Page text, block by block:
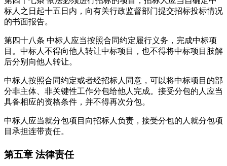
标人之日起十五日内，向有关行政监督部门提交招标投标情况
的书面报告。
第四十八条 中标人应当按照合同约定履行义务，完成中标项
目。中标人不得向他人转让中标项目，也不得将中标项目肢解
后分别向他人转让。
中标人按照合同约定或者经招标人同意，可以将中标项目的部
分非主体、非关键性工作分包给他人完成。接受分包的人应当
具备相应的资格条件，并不得再次分包。
中标人应当就分包项目向招标人负责，接受分包的人就分包项
目承担连带责任。
第五章 法律责任